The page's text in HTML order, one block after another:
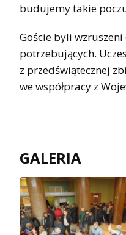
budujemy takie
Goście byli
potrzebujących.
z przedświątecznej
we współpracy z
GALERIA